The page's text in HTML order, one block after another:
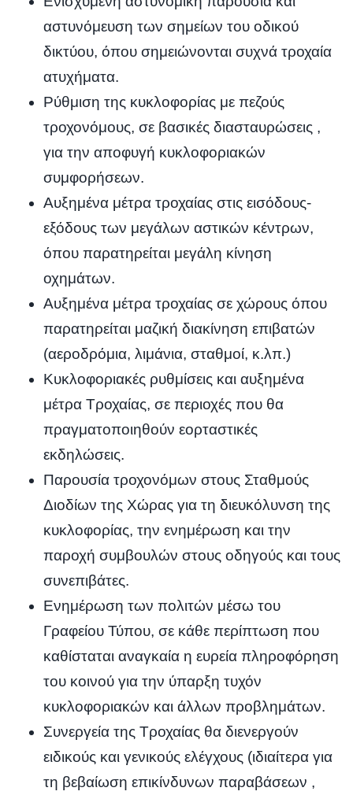
αστυνόμευση των σημείων του οδικού
δικτύου, όπου σημειώνονται συχνά τροχαία
ατυχήματα.
Ρύθμιση της κυκλοφορίας με πεζούς
τροχονόμους, σε βασικές διασταυρώσεις ,
για την αποφυγή κυκλοφοριακών
συμφορήσεων.
Αυξημένα μέτρα τροχαίας στις εισόδους-
εξόδους των μεγάλων αστικών κέντρων,
όπου παρατηρείται μεγάλη κίνηση
οχημάτων.
Αυξημένα μέτρα τροχαίας σε χώρους όπου
παρατηρείται μαζική διακίνηση επιβατών
(αεροδρόμια, λιμάνια, σταθμοί, κ.λπ.)
Κυκλοφοριακές ρυθμίσεις και αυξημένα
μέτρα Τροχαίας, σε περιοχές που θα
πραγματοποιηθούν εορταστικές
εκδηλώσεις.
Παρουσία τροχονόμων στους Σταθμούς
Διοδίων της Χώρας για τη διευκόλυνση της
κυκλοφορίας, την ενημέρωση και την
παροχή συμβουλών στους οδηγούς και τους
συνεπιβάτες.
Ενημέρωση των πολιτών μέσω του
Γραφείου Τύπου, σε κάθε περίπτωση που
καθίσταται αναγκαία η ευρεία πληροφόρηση
του κοινού για την ύπαρξη τυχόν
κυκλοφοριακών και άλλων προβλημάτων.
Συνεργεία της Τροχαίας θα διενεργούν
ειδικούς και γενικούς ελέγχους (ιδιαίτερα για
τη βεβαίωση επικίνδυνων παραβάσεων ,